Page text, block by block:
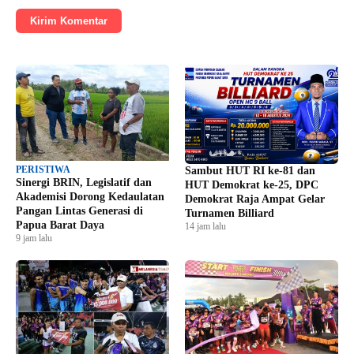
Kirim Komentar
PERISTIWA
Sinergi BRIN, Legislatif dan
Akademisi Dorong Kedaulatan
Pangan Lintas Generasi di
Papua Barat Daya
9 jam lalu
Sambut HUT RI ke-81 dan
HUT Demokrat ke-25, DPC
Demokrat Raja Ampat Gelar
Turnamen Billiard
14 jam lalu